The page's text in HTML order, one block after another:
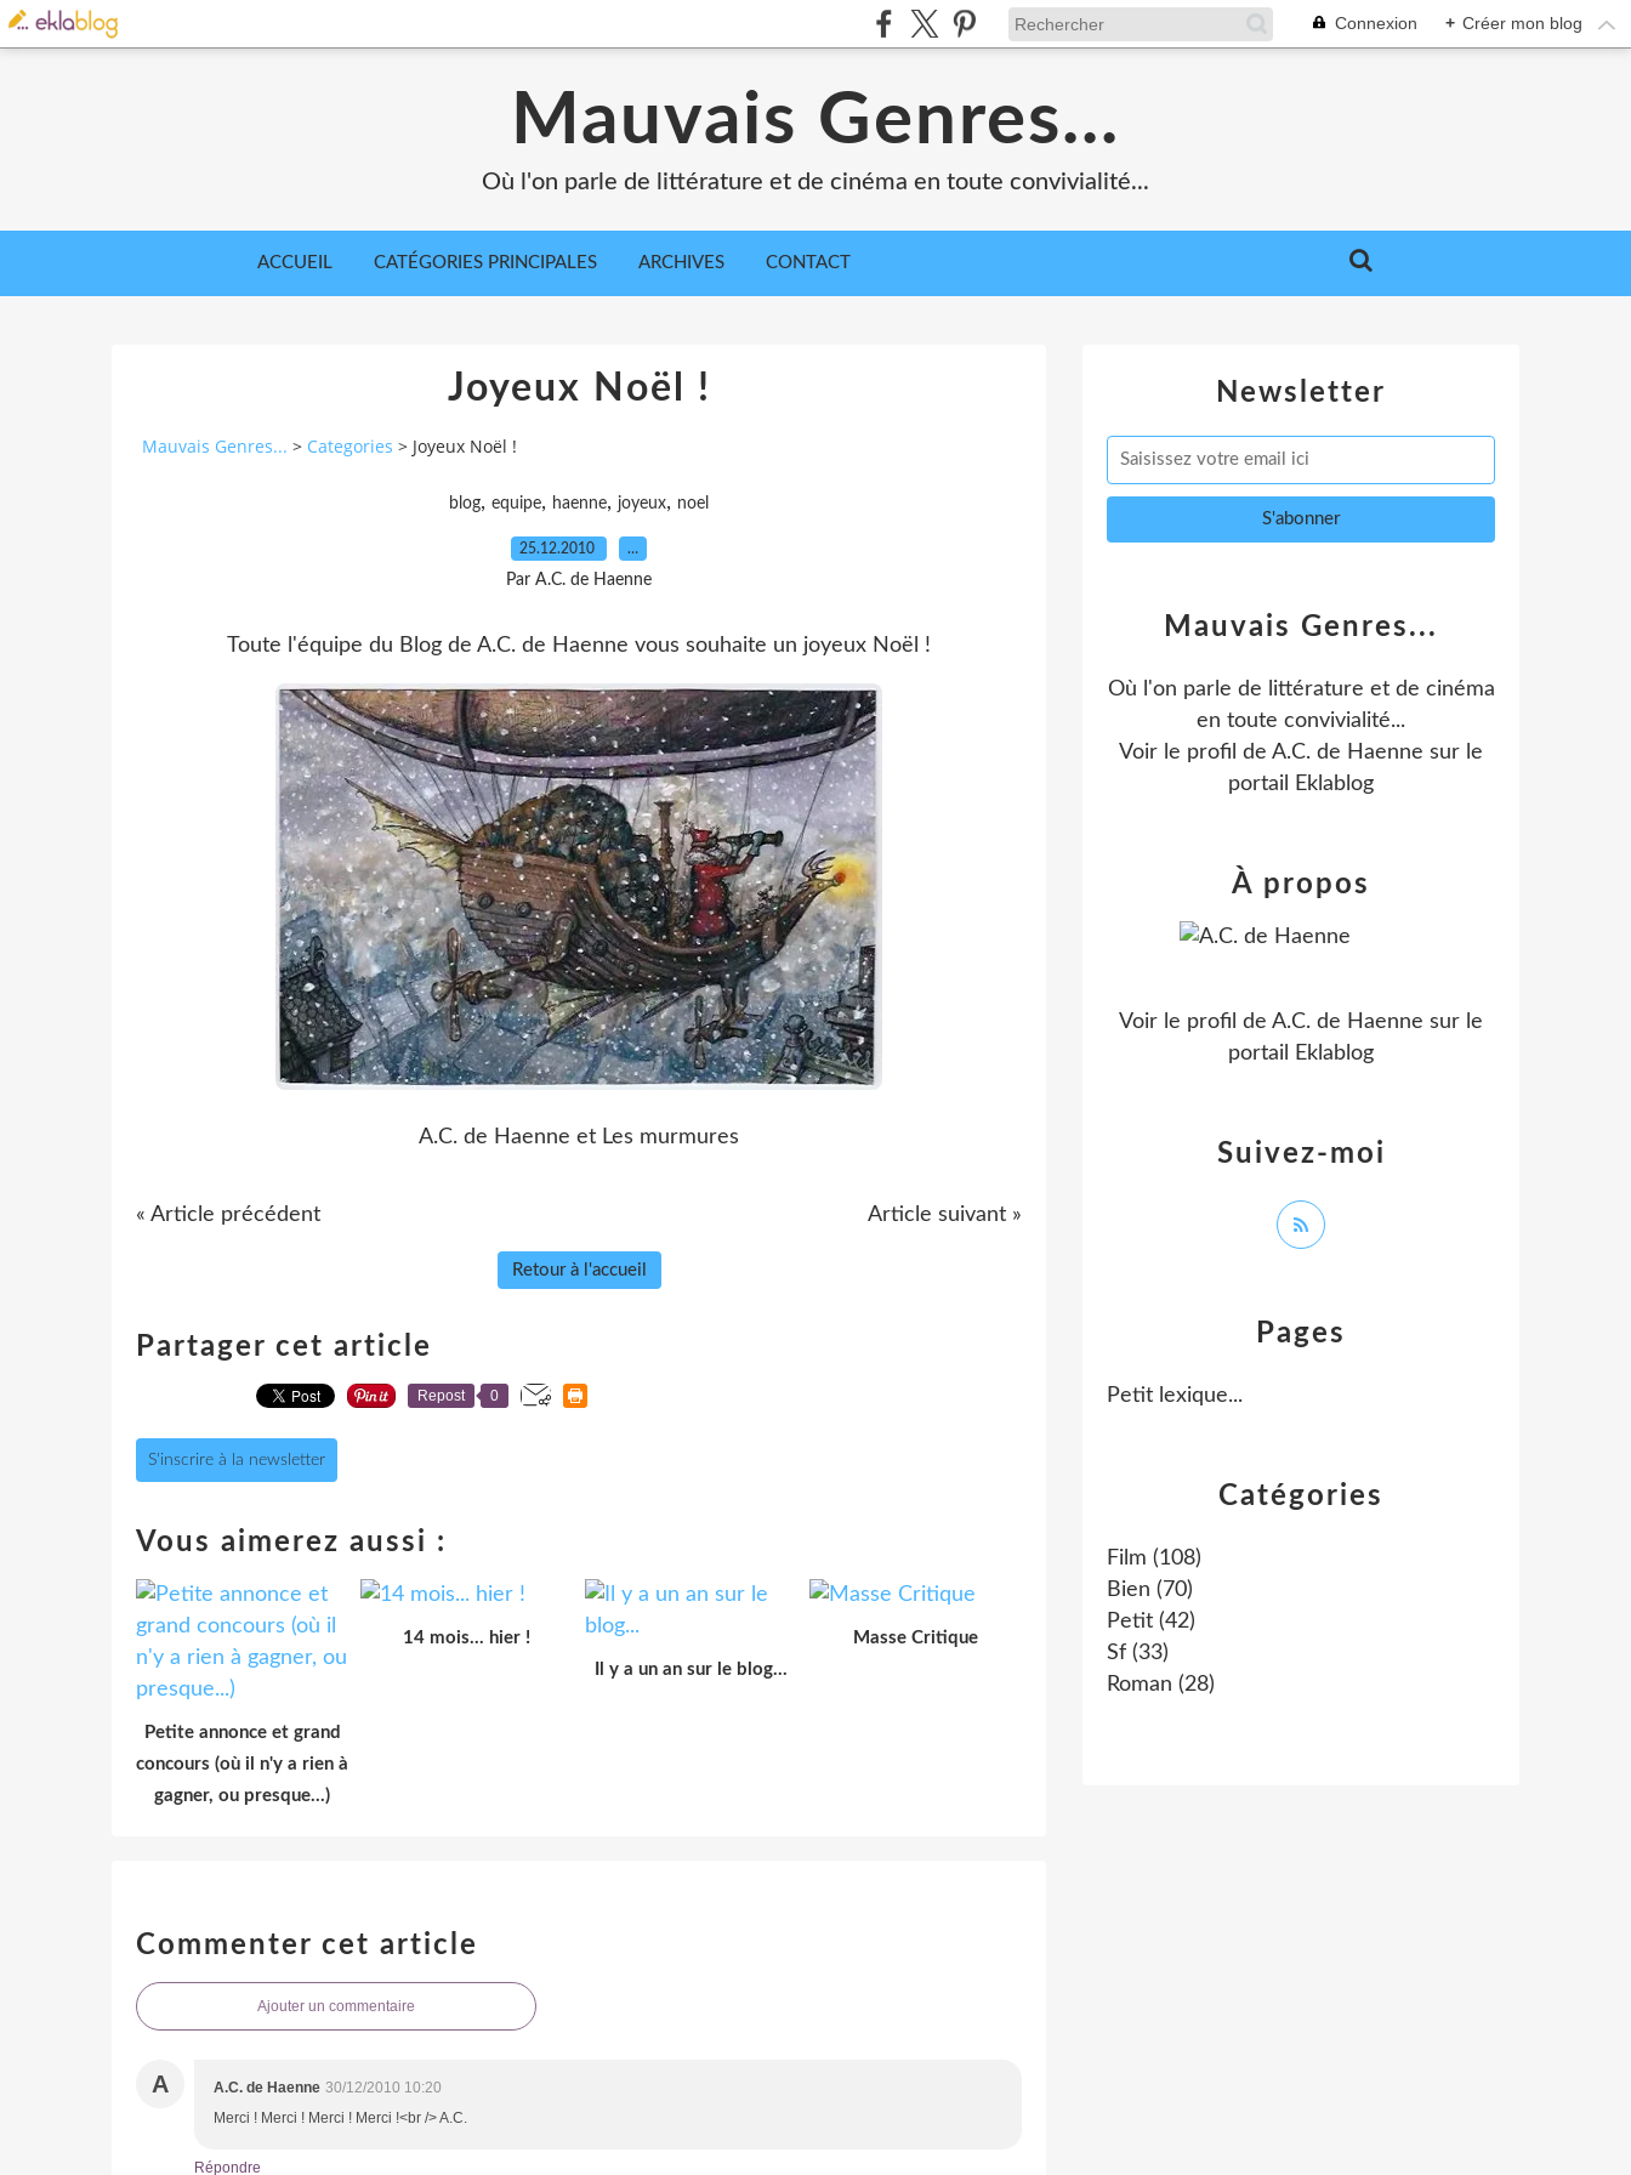
Connexion + Créer mon blog
Mauvais Genres...
Où l'on parle de littérature et de cinéma en toute convivialité...
ACCUEIL CATÉGORIES PRINCIPALES ARCHIVES CONTACT
Joyeux Noël !
Mauvais Genres... > Categories > Joyeux Noël !
blog, equipe, haenne, joyeux, noel
25.12.2010 …
Par A.C. de Haenne
Toute l'équipe du Blog de A.C. de Haenne vous souhaite un joyeux Noël !
A.C. de Haenne et Les murmures
« Article précédent Article suivant »
Retour à l'accueil
Partager cet article
Repost 0
S'inscrire à la newsletter
Vous aimerez aussi :
Petite annonce et grand
concours (où il n'y a rien à
gagner, ou presque...)
14 mois... hier !
Il y a un an sur le blog...
Masse Critique
Commenter cet article
Ajouter un commentaire
A A.C. de Haenne 30/12/2010 10:20
Merci ! Merci ! Merci ! Merci !<br /> A.C.
Répondre
Newsletter
Catégories
Film (108)
Bien (70)
Petit (42)
Sf (33)
Roman (28)
Pages
Petit lexique...
Mauvais Genres...
Où l'on parle de littérature et de cinéma
en toute convivialité...
Voir le profil de A.C. de Haenne sur le
portail Eklablog
Suivez-moi
À propos
Voir le profil de A.C. de Haenne sur le
portail Eklablog